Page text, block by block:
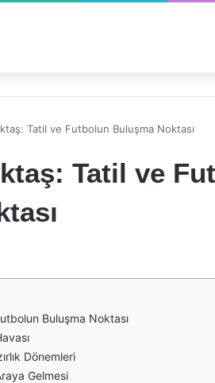
Tatil ve Futbolun Buluşma Noktası
Tatil ve
Buluşma Noktası
Dönemleri
Gelmesi